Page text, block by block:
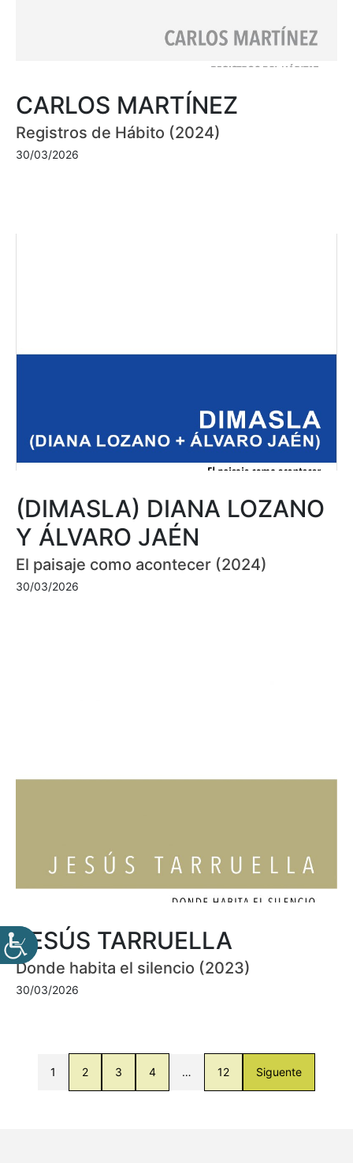
CARLOS MARTÍNEZ
Registros de Hábito (2024)
30/03/2026
(DIMASLA) DIANA LOZANO
Y ÁLVARO JAÉN
El paisaje como acontecer (2024)
30/03/2026
JESÚS TARRUELLA
Donde habita el silencio (2023)
30/03/2026
1 2 3 4 … 12 Siguente